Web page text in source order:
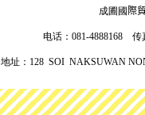
成圃國 際
电话：081-4888168 传
地址：128 SOI NAKSUWAN